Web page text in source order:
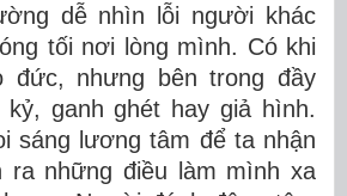
dễ nhìn lỗi người khác
tối nơi lòng mình. Có khi
đức, nhưng bên trong đầy
ganh ghét hay giả hình.
sáng lương tâm để ta nhận
ra những điều làm mình xa